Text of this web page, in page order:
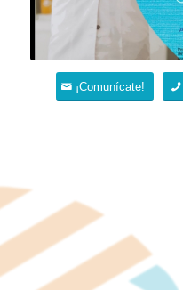
¡Comunícate!